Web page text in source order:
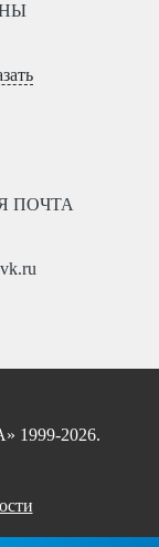
ПОЧТА
1999-2026.